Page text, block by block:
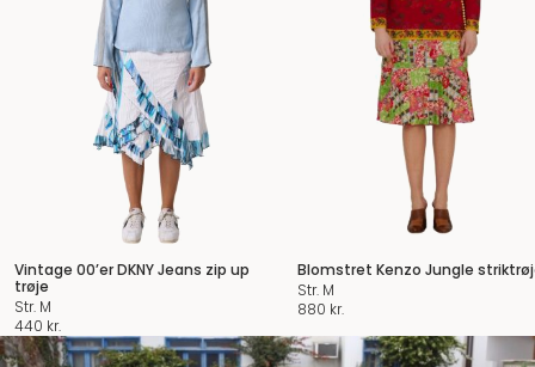
Vintage 00’er DKNY Jeans zip up
trøje
Str. M
440 kr.
Blomstret Kenzo Jungle
Str. M
880 kr.